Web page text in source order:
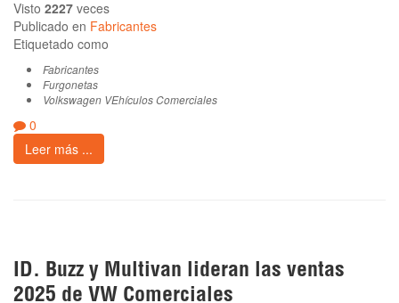
Visto 2227 veces
Publicado en Fabricantes
Etiquetado como
Fabricantes
Furgonetas
Volkswagen VEhículos Comerciales
0
Leer más ...
ID. Buzz y Multivan lideran las ventas
2025 de VW Comerciales